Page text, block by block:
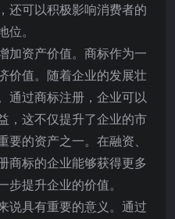
还可以积极影响消费者的
。
加资产价值。商标作为一
价值。随着企业的发展壮
通过商标注册，企业可以
，这不仅提升了企业的市
的资产之一。在融资、
商标的企业能够获得更多
提升企业的价值。
说具有重要的意义。通过